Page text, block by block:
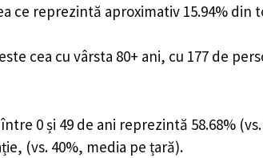
ce reprezintă aproximativ 15.94% din
cea cu vârsta 80+ ani, cu 177 de
0 și 49 de ani reprezintă 58.68%
(vs. 40%, media pe țară).